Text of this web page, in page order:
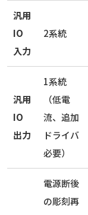
汎用
IO
入力
2系統
汎用
IO
出力
1系統
（低電
流、追加
ドライバ
必要）
電源断後
の彫刻再